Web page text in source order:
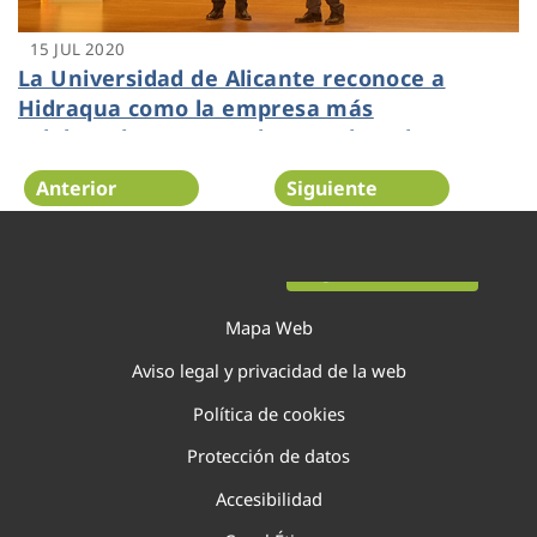
15 JUL 2020
La Universidad de Alicante reconoce a
Hidraqua como la empresa más
colaboradora en I+D durante la Gala
Impulso 2020
Anterior Siguiente
Mapa Web
Aviso legal y privacidad de la web
Política de cookies
Protección de datos
Accesibilidad